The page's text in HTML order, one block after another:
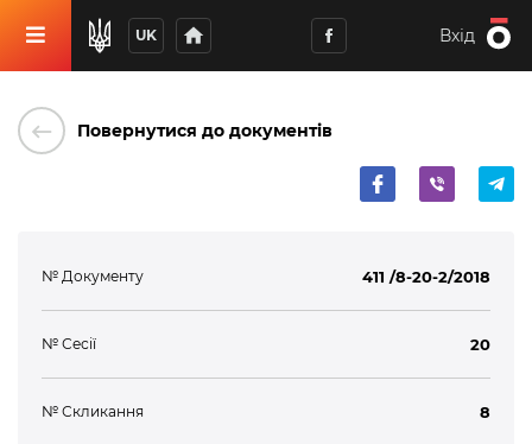
UK home Вхід
keyboard_backspace Повернутися до документів
№ Документу 411 /8-20-2/2018
№ Сесії 20
№ Скликання 8